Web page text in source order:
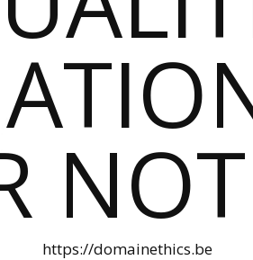
https://domainethics.be